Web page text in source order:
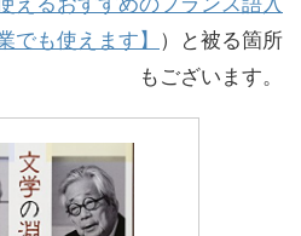
でも使えます】 ）と被る箇所
もございます。